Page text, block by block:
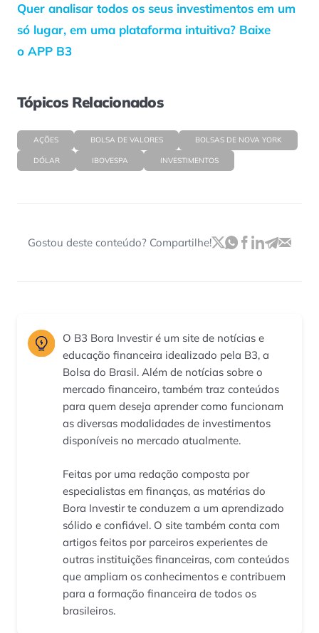
Quer analisar todos os seus investimentos em um
só lugar, em uma plataforma intuitiva? Baixe
o APP B3
Tópicos Relacionados
AÇÕES BOLSA DE VALORES BOLSAS DE NOVA YORK
DÓLAR IBOVESPA INVESTIMENTOS
Gostou deste conteúdo? Compartilhe!
O B3 Bora Investir é um site de notícias e
educação financeira idealizado pela B3, a
Bolsa do Brasil. Além de notícias sobre o
mercado financeiro, também traz conteúdos
para quem deseja aprender como funcionam
as diversas modalidades de investimentos
disponíveis no mercado atualmente.
Feitas por uma redação composta por
especialistas em finanças, as matérias do
Bora Investir te conduzem a um aprendizado
sólido e confiável. O site também conta com
artigos feitos por parceiros experientes de
outras instituições financeiras, com conteúdos
que ampliam os conhecimentos e contribuem
para a formação financeira de todos os
brasileiros.